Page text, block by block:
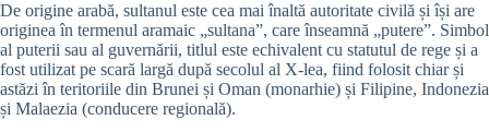
De origine arabă, sultanul este cea mai înaltă autoritate civilă și își are
originea în termenul aramaic „sultana”, care înseamnă „putere”. Simbol
al puterii sau al guvernării, titlul este echivalent cu statutul de rege și a
fost utilizat pe scară largă după secolul al X-lea, fiind folosit chiar și
astăzi în teritoriile din Brunei și Oman (monarhie) și Filipine, Indonezia
și Malaezia (conducere regională).